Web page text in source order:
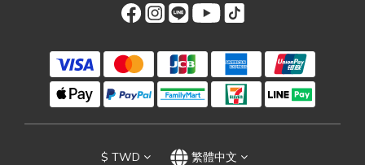
$ TWD 繁體中文